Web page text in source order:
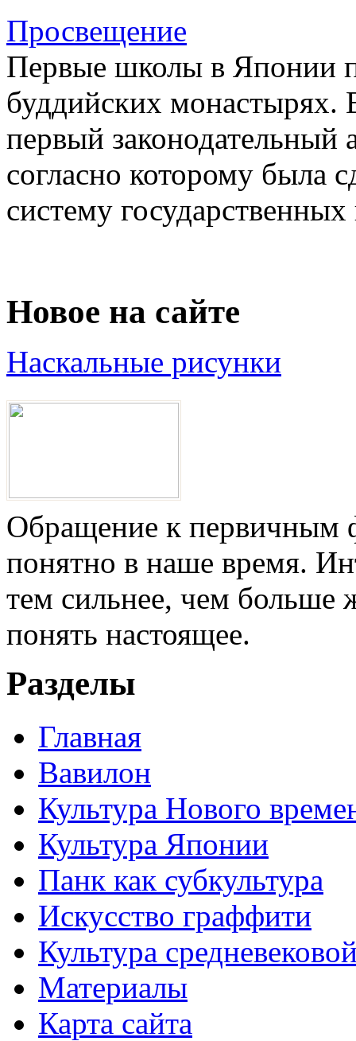
Просвещение
Первые школы в Японии
буддийских монастырях.
первый законодательный
согласно которому была
систему
Новое на сайте
Наскальные рисунки
Обращение к первичным
понятно в наше время.
тем сильнее, чем больше
понять настоящее.
Разделы
Главная
Вавилон
Культура Нового
Культура Японии
Панк как субкультура
Искусство граффити
Культура
Материалы
Карта сайта